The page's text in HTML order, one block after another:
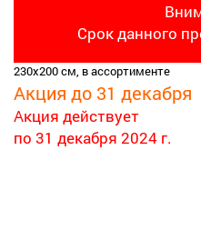
Срок данного
230х200 см, в ассортименте
Акция до 31 декабря
Акция действует
по 31 декабря 2024 г.